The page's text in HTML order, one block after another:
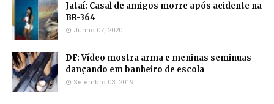
Jataí: Casal de amigos morre após acidente na
BR-364
Junho 07, 2020
DF: Vídeo mostra arma e meninas seminuas
dançando em banheiro de escola
Setembro 03, 2019